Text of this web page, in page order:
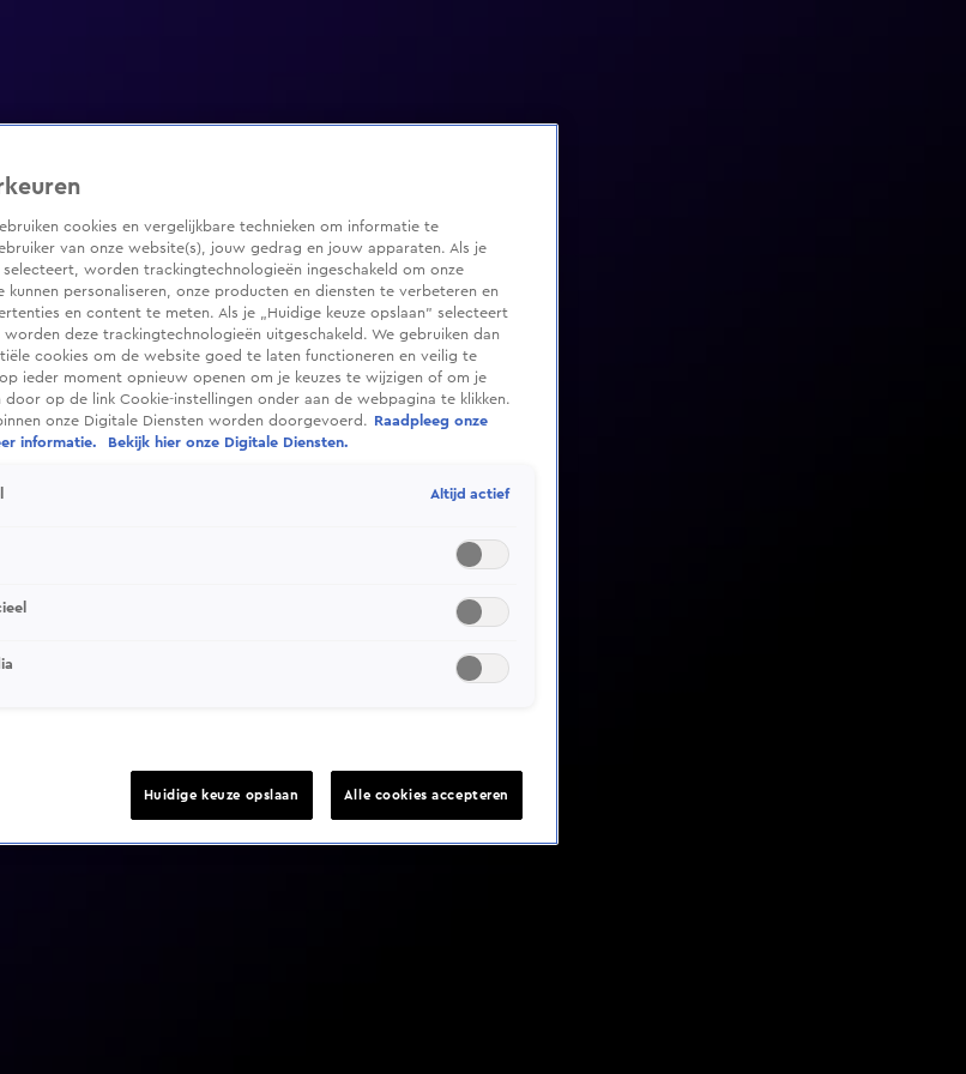
helaas niet gevonden
cookies en vergelijkbare technieken om informatie te
van onze website(s), jouw gedrag en jouw apparaten. Als je
selecteert, worden trackingtechnologieën ingeschakeld om onze
personaliseren, onze producten en diensten te verbeteren en
en content te meten. Als je „Huidige keuze opslaan” selecteert
deze trackingtechnologieën uitgeschakeld. We gebruiken dan
cookies om de website goed te laten functioneren en veilig te
ieder moment opnieuw openen om je keuzes te wijzigen of om je
op de link Cookie-instellingen onder aan de webpagina te klikken.
onze Digitale Diensten worden doorgevoerd.
Raadpleeg onze
informatie.
Bekijk hier onze Digitale Diensten.
Altijd actief
Huidige keuze opslaan Alle cookies accepteren